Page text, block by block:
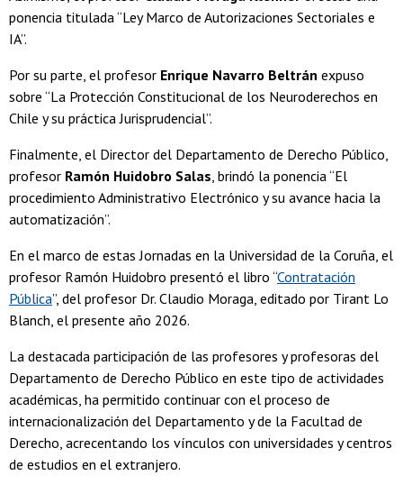
ponencia titulada “Ley Marco de Autorizaciones Sectoriales e
IA”.
Por su parte, el profesor Enrique Navarro Beltrán expuso
sobre “La Protección Constitucional de los Neuroderechos en
Chile y su práctica Jurisprudencial”.
Finalmente, el Director del Departamento de Derecho Público,
profesor Ramón Huidobro Salas, brindó la ponencia “El
procedimiento Administrativo Electrónico y su avance hacia la
automatización”.
En el marco de estas Jornadas en la Universidad de la Coruña, el
profesor Ramón Huidobro presentó el libro “Contratación
Pública”, del profesor Dr. Claudio Moraga, editado por Tirant Lo
Blanch, el presente año 2026.
La destacada participación de las profesores y profesoras del
Departamento de Derecho Público en este tipo de actividades
académicas, ha permitido continuar con el proceso de
internacionalización del Departamento y de la Facultad de
Derecho, acrecentando los vínculos con universidades y centros
de estudios en el extranjero.